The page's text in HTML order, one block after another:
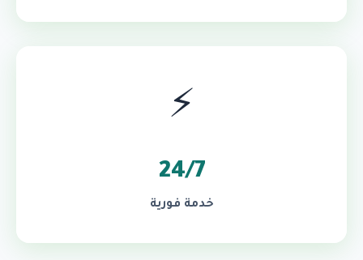
⚡
24/7
خدمة فورية